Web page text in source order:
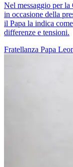
Nel messaggio per
in occasione della
il Papa la indica
differenze e tensioni.
Fratellanza Papa